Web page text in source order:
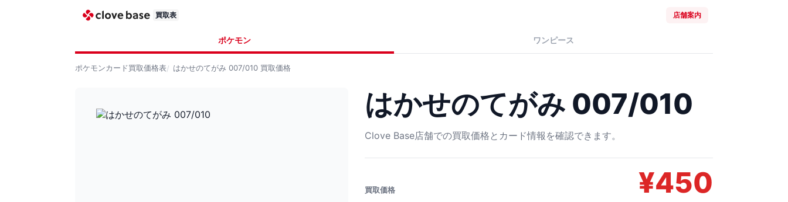
買取表 店舗案内
ポケモン ワンピース
ポケモンカード買取価格表 はかせのてがみ 007/010 買取価格
はかせのてがみ 007/010
Clove Base店舗での買取価格とカード情報を確認できます。
買取価格 ¥450